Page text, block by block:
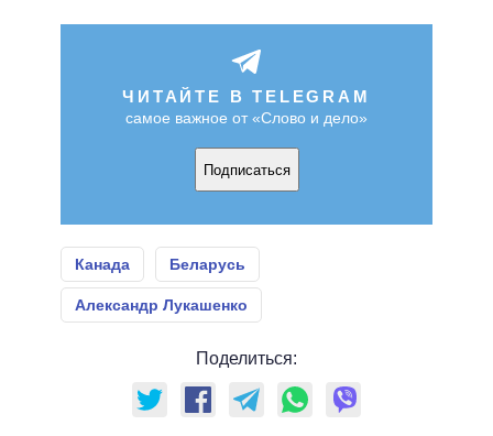
ЧИТАЙТЕ В TELEGRAM
самое важное от «Слово и дело»
Подписаться
Канада Беларусь
Александр Лукашенко
Поделиться: